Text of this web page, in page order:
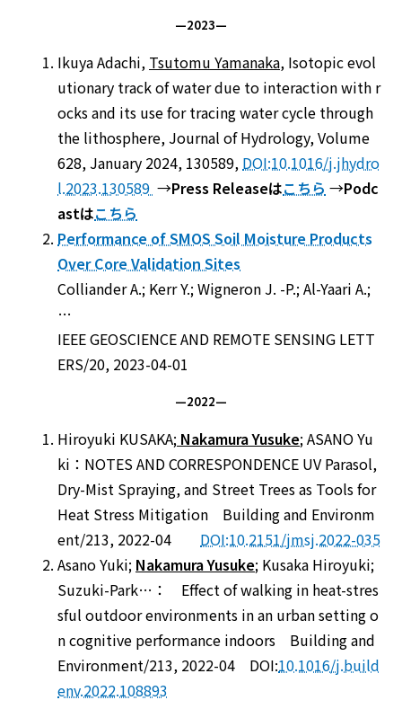
—2023—
Ikuya Adachi, Tsutomu Yamanaka, Isotopic evol
utionary track of water due to interaction with r
ocks and its use for tracing water cycle through
the lithosphere, Journal of Hydrology, Volume
628, January 2024, 130589, DOI:10.1016/j.jhydro
l.2023.130589 →Press Releaseはこちら →Podc
astはこちら
Performance of SMOS Soil Moisture Products
Over Core Validation Sites
Colliander A.; Kerr Y.; Wigneron J. -P.; Al-Yaari A.;
…
IEEE GEOSCIENCE AND REMOTE SENSING LETT
ERS/20, 2023-04-01
—2022—
Hiroyuki KUSAKA; Nakamura Yusuke; ASANO Yu
ki：NOTES AND CORRESPONDENCE UV Parasol,
Dry-Mist Spraying, and Street Trees as Tools for
Heat Stress Mitigation Building and Environm
ent/213, 2022-04 DOI:10.2151/jmsj.2022-035
Asano Yuki; Nakamura Yusuke; Kusaka Hiroyuki;
Suzuki-Park…： Effect of walking in heat-stres
sful outdoor environments in an urban setting o
n cognitive performance indoors Building and
Environment/213, 2022-04 DOI:10.1016/j.build
env.2022.108893